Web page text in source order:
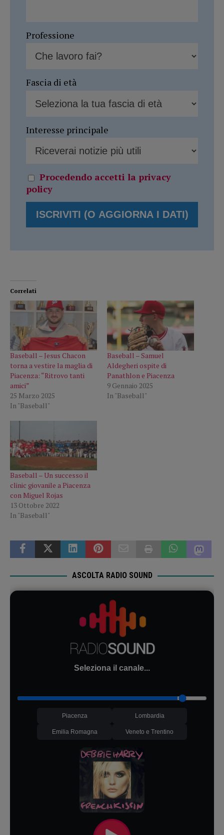
Professione
Fascia di età
Interesse principale
Procedendo accetti la privacy
policy
Correlati
Baseball – Jesus Chacon
torna a vestire la maglia di
Piacenza: “Ritrovo tanti
amici”
25 Marzo 2025
In "Baseball"
Baseball – Samuel
Aldegheri ospite di
Panathlon e Piacenza
9 Gennaio 2025
In "Baseball"
Baseball – Un successo il
clinic giovanile a Piacenza
con Miguel Rojas
13 Ottobre 2022
In "Baseball"
ASCOLTA RADIO SOUND
Seleziona il canale...
Piacenza Lombardia
Emilia Romagna Veneto e Trentino